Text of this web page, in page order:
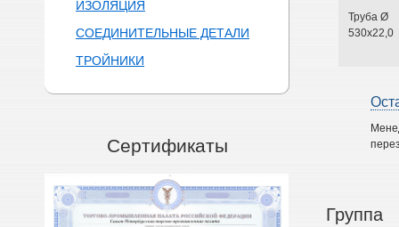
ИЗОЛЯЦИЯ
СОЕДИНИТЕЛЬНЫЕ ДЕТАЛИ
ТРОЙНИКИ
Сертификаты
Труба Ø
530х22,0
Группа